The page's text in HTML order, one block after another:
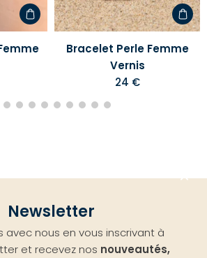
Bracelet Perle Femme
Vernis
24 €
Newsletter
avec nous en vous inscrivant à
et recevez nos nouveautés,